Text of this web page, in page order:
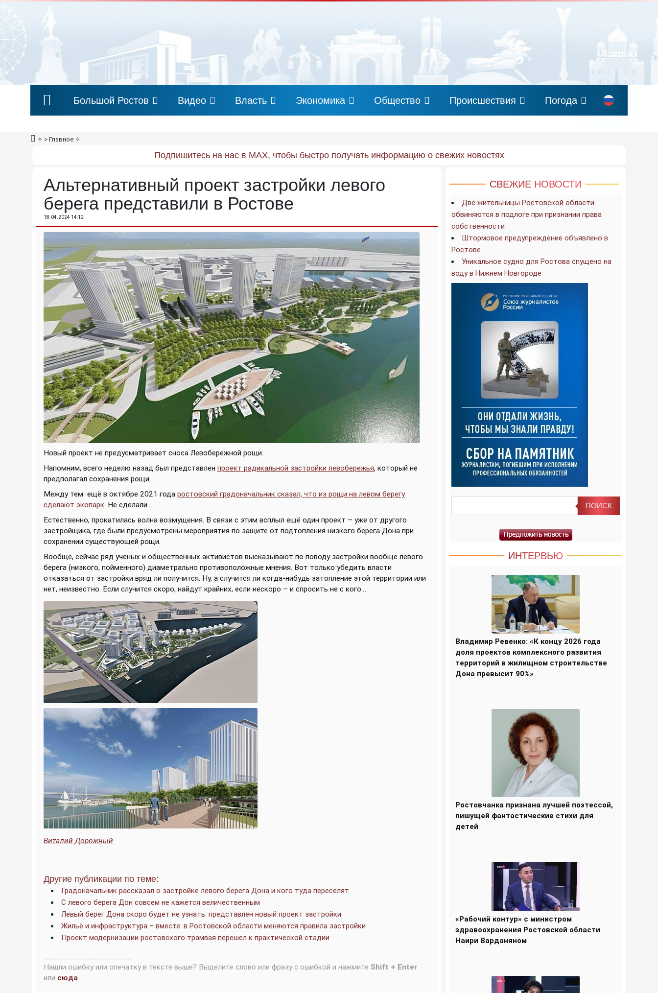
Большой Ростов Видео Власть Экономика Общество Происшествия Погода
✧ > Главное ✧
Подпишитесь на нас в MAX, чтобы быстро получать информацию о свежих новостях
Альтернативный проект застройки левого
берега представили в Ростове
18.04.2024 14:12
Новый проект не предусматривает сноса Левобережной рощи.
Напомним, всего неделю назад был представлен проект радикальной застройки левобережья, который не
предполагал сохранения рощи.
Между тем ещё в октябре 2021 года ростовский градоначальник сказал, что из рощи на левом берегу
сделают экопарк. Не сделали…
Естественно, прокатилась волна возмущения. В связи с этим всплыл ещё один проект – уже от другого
застройщика, где были предусмотрены мероприятия по защите от подтопления низкого берега Дона при
сохранении существующей рощи.
Вообще, сейчас ряд учёных и общественных активистов высказывают по поводу застройки вообще левого
берега (низкого, пойменного) диаметрально противоположные мнения. Вот только убедить власти
отказаться от застройки вряд ли получится. Ну, а случится ли когда-нибудь затопление этой территории или
нет, неизвестно. Если случится скоро, найдут крайних, если нескоро – и спросить не с кого…
Виталий Дорожный
Другие публикации по теме:
Градоначальник рассказал о застройке левого берега Дона и кого туда переселят
С левого берега Дон совсем не кажется величественным
Левый берег Дона скоро будет не узнать: представлен новый проект застройки
Жильё и инфраструктура – вместе: в Ростовской области меняются правила застройки
Проект модернизации ростовского трамвая перешел к практической стадии
Нашли ошибку или опечатку в тексте выше? Выделите слово или фразу с ошибкой и нажмите Shift + Enter
или сюда.
СВЕЖИЕ НОВОСТИ
Две жительницы Ростовской области
обвиняются в подлоге при признании права
собственности
Штормовое предупреждение объявлено в
Ростове
Уникальное судно для Ростова спущено на
воду в Нижнем Новгороде
ИНТЕРВЬЮ
Владимир Ревенко: «К концу 2026 года
доля проектов комплексного развития
территорий в жилищном строительстве
Дона превысит 90%»
Ростовчанка признана лучшей поэтессой,
пишущей фантастические стихи для
детей
«Рабочий контур» с министром
здравоохранения Ростовской области
Наири Варданяном